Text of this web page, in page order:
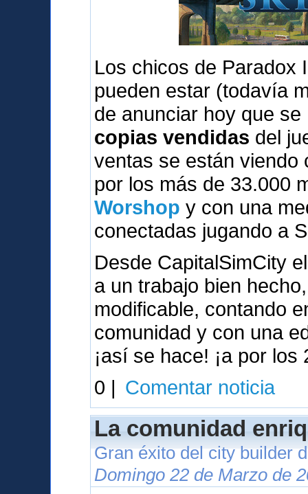
Los chicos de Paradox
pueden estar (todavía
de anunciar hoy que
copias vendidas del
ventas se están viendo
por los más de 33.000
Worshop y con una
conectadas jugando a
Desde CapitalSimCity
a un trabajo bien
modificable, contando
comunidad y con una
¡así se hace! ¡a por los
0 | Comentar noticia
La comunidad
Gran éxito del city builder
Domingo 22 de Marzo de